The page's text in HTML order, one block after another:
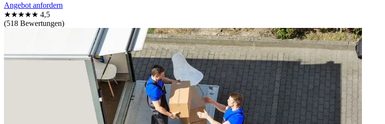
Angebot anfordern
★★★★★ 4,5
(518 Bewertungen)